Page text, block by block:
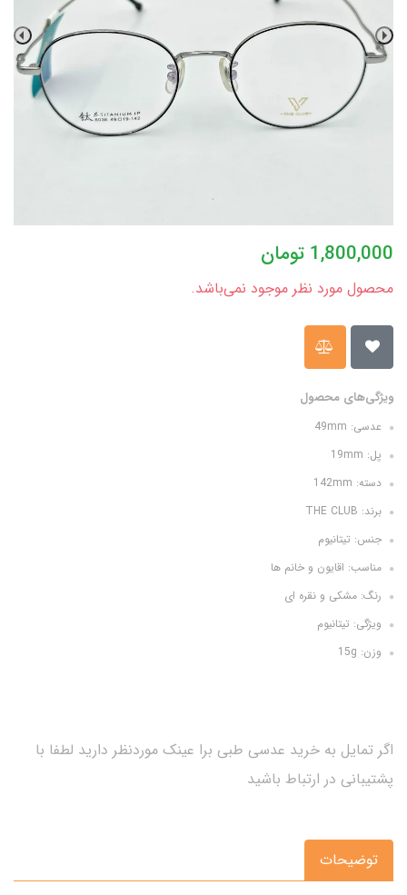
1,800,000 تومان
محصول مورد نظر موجود نمی‌باشد.
ویژگی‌های محصول
عدسی: 49mm
پل: 19mm
دسته: 142mm
برند: THE CLUB
جنس: تیتانیوم
مناسب: اقایون و خانم ها
رنگ: مشکی و نقره ای
ویژگی: تیتانیوم
وزن: 15g
اگر تمایل به خرید عدسی طبی برا عینک موردنظر دارید لطفا با
پشتیبانی در ارتباط باشید
توضیحات